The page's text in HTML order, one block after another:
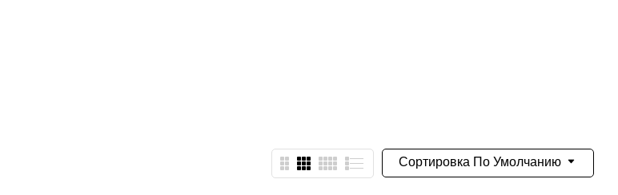
Сортировка По Умолчанию